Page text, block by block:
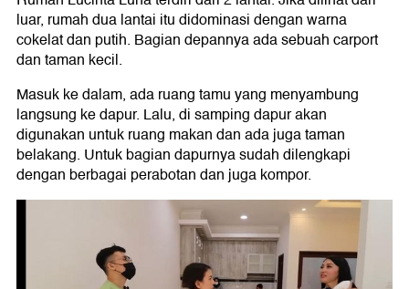
luar, rumah dua lantai itu didominasi dengan warna
cokelat dan putih. Bagian depannya ada sebuah carport
dan taman kecil.
Masuk ke dalam, ada ruang tamu yang menyambung
langsung ke dapur. Lalu, di samping dapur akan
digunakan untuk ruang makan dan ada juga taman
belakang. Untuk bagian dapurnya sudah dilengkapi
dengan berbagai perabotan dan juga kompor.